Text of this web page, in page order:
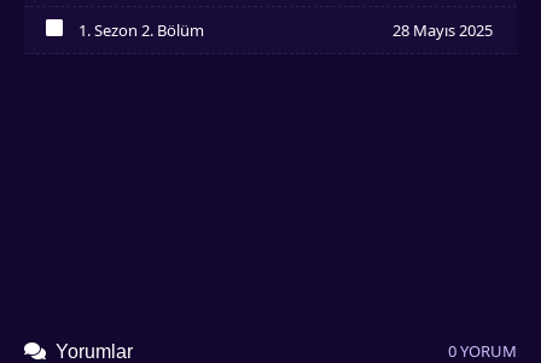
İzledim
1. Sezon 2. Bölüm 28 Mayıs 2025
Yorumlar 0 YORUM